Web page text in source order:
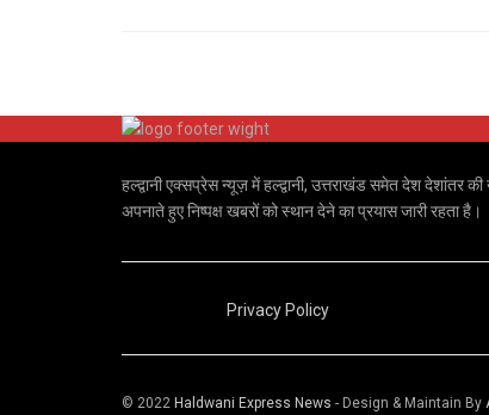
हल्द्वानी एक्सप्रेस न्यूज़ में हल्द्वानी, उत्तराखंड समेत देश देशांतर
अपनाते हुए निष्पक्ष खबरों को स्थान देने का प्रयास जारी रहता है।
Privacy Policy
© 2022 Haldwani Express News - Design & Maintain By